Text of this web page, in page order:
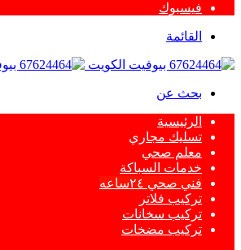
فيسبوك
القائمة
بحث عن
الرئيسية
تسليك مجاري
معلم صحي
خدمات السباكة
فني صحي ٢٤ساعه
تركيب فلاتر
تركيب سخانات
تركيب مضخات